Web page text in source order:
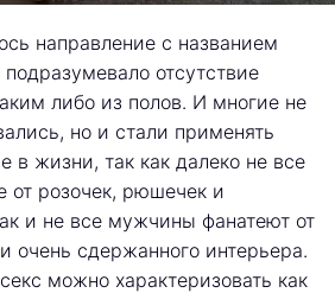
направление с названием
подразумевало отсутствие
либо из полов. И многие не
но и стали применять
в жизни, так как далеко не все
от розочек, рюшечек и
и не все мужчины фанатеют от
очень сдержанного интерьера.
можно характеризовать как